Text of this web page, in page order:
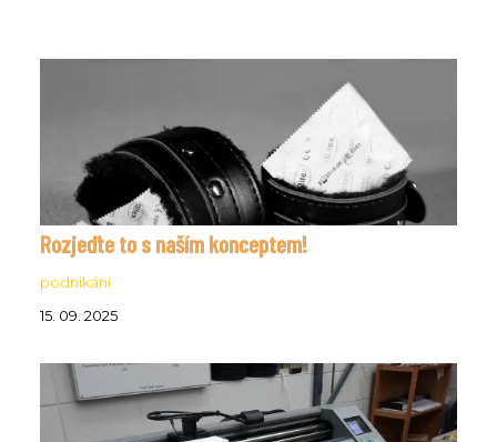
Rozjeďte to s naším konceptem!
podnikání
15. 09. 2025